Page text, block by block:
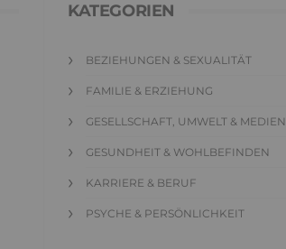
KATEGORIEN
BEZIEHUNGEN & SEXUALITÄT
FAMILIE & ERZIEHUNG
GESELLSCHAFT, UMWELT & MEDIEN
GESUNDHEIT & WOHLBEFINDEN
KARRIERE & BERUF
PSYCHE & PERSÖNLICHKEIT